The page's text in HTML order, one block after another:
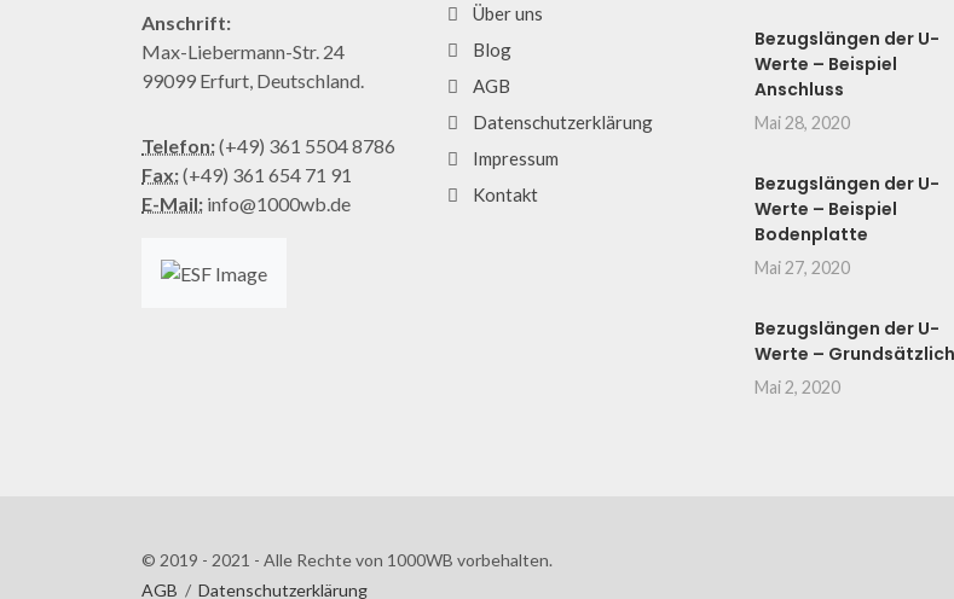
Anschrift:
Max-Liebermann-Str. 24
99099 Erfurt, Deutschland.
Telefon:(+49) 361 5504 8786
Fax:(+49) 361 654 71 91
E-Mail: info@1000wb.de
Über uns
Blog
AGB
Datenschutzerklärung
Impressum
Kontakt
Bezugslängen der U-
Werte – Beispiel
Anschluss
Mai 28, 2020
Bezugslängen der U-
Werte – Beispiel
Bodenplatte
Mai 27, 2020
Bezugslängen der U-
Werte –
Mai 2, 2020
© 2019 - 2021 - Alle Rechte von 1000WB vorbehalten.
AGB / Datenschutzerklärung